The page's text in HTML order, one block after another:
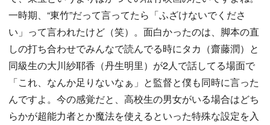
一時期、“東竹”だって言ってたら「ふざけないでくださ
い」って言われたけど（笑）。面白かったのは、脚本の直
しの打ち合わせでみんなで読んでる時にタカ（齋藤潤）と
同級生の大川紗耶香（丹生明里）が2人で話してる場面で
「これ、なんか足りないなぁ」と監督と僕も同時に言った
んですよ。今の感覚だと、高校生の男女がいる場合はどち
らかが超能力者とか魔法を使えるといった特殊な設定を入